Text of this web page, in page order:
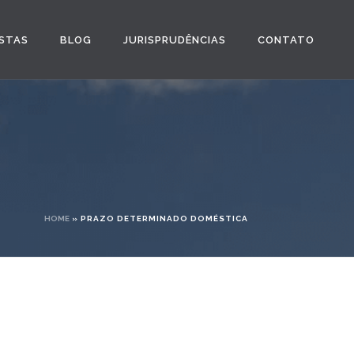
BLOG JURISPRUDÊNCIAS CONTATO
HOME » PRAZO DETERMINADO DOMÉSTICA